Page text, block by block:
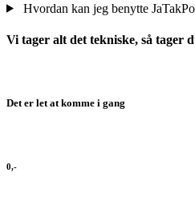
Hvordan kan jeg benytte
Vi tager alt det tekniske, så tager
Det er let at komme i gang
0,-